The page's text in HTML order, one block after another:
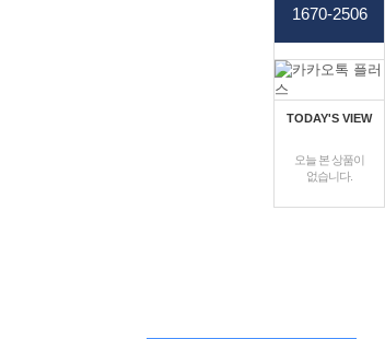
1670-2506
TODAY'S VIEW
오늘 본 상품이
없습니다.